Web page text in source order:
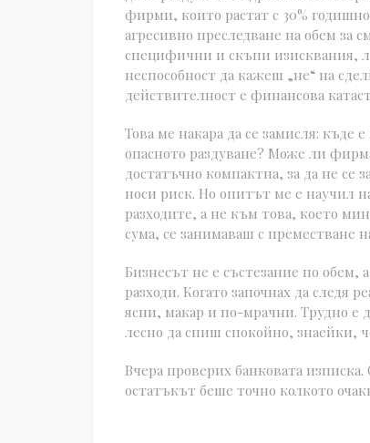
фирми, които растат с 30%
агресивно преследване на обем за
специфични и скъпи изисквания,
неспособност да кажеш „не“ на
действителност е финансова
Това ме накара да се замисля: къде
опасното раздуване? Може ли
достатъчно компактна, за да не се
носи риск. Но опитът ме е научил
разходите, а не към това, което
сума, се занимаваш с преместване
Бизнесът не е състезание по обем,
разходи. Когато започнах да следя
ясни, макар и по-мрачни. Трудно е
лесно да спиш спокойно, знаейки,
Вчера проверих банковата
остатъкът беше точно колкото